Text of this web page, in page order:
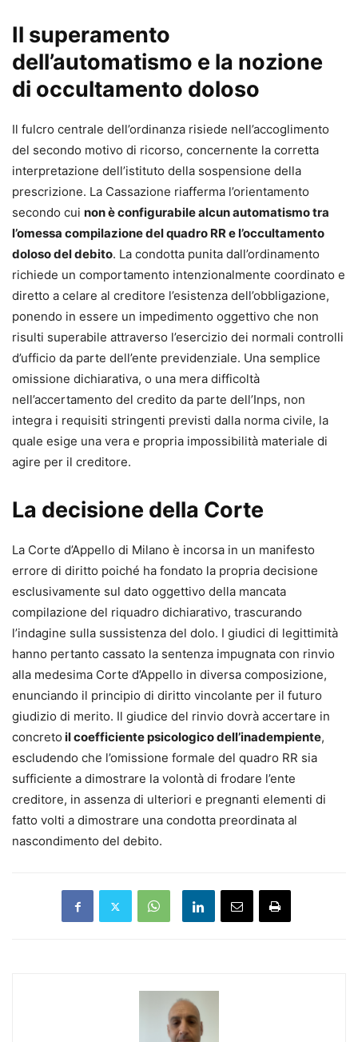
Il superamento
dell’automatismo e la nozione
di occultamento doloso
Il fulcro centrale dell’ordinanza risiede nell’accoglimento
del secondo motivo di ricorso, concernente la corretta
interpretazione dell’istituto della sospensione della
prescrizione. La Cassazione riafferma l’orientamento
secondo cui non è configurabile alcun automatismo tra
l’omessa compilazione del quadro RR e l’occultamento
doloso del debito. La condotta punita dall’ordinamento
richiede un comportamento intenzionalmente coordinato e
diretto a celare al creditore l’esistenza dell’obbligazione,
ponendo in essere un impedimento oggettivo che non
risulti superabile attraverso l’esercizio dei normali controlli
d’ufficio da parte dell’ente previdenziale. Una semplice
omissione dichiarativa, o una mera difficoltà
nell’accertamento del credito da parte dell’Inps, non
integra i requisiti stringenti previsti dalla norma civile, la
quale esige una vera e propria impossibilità materiale di
agire per il creditore.
La decisione della Corte
La Corte d’Appello di Milano è incorsa in un manifesto
errore di diritto poiché ha fondato la propria decisione
esclusivamente sul dato oggettivo della mancata
compilazione del riquadro dichiarativo, trascurando
l’indagine sulla sussistenza del dolo. I giudici di legittimità
hanno pertanto cassato la sentenza impugnata con rinvio
alla medesima Corte d’Appello in diversa composizione,
enunciando il principio di diritto vincolante per il futuro
giudizio di merito. Il giudice del rinvio dovrà accertare in
concreto il coefficiente psicologico dell’inadempiente,
escludendo che l’omissione formale del quadro RR sia
sufficiente a dimostrare la volontà di frodare l’ente
creditore, in assenza di ulteriori e pregnanti elementi di
fatto volti a dimostrare una condotta preordinata al
nascondimento del debito.